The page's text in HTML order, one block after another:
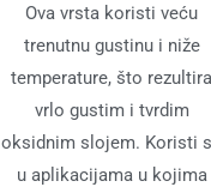
Ova vrsta koristi veću
trenutnu gustinu i niže
temperature, što rezultira
vrlo gustim i tvrdim
oksidnim slojem. Koristi
u aplikacijama u kojima